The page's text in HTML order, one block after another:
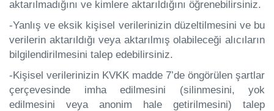
aktarılmadığını ve kimlere aktarıldığını öğrenebilirsiniz.
-Yanlış ve eksik kişisel verilerinizin düzeltilmesini ve bu
verilerin aktarıldığı veya aktarılmış olabileceği alıcıların
bilgilendirilmesini talep edebilirsiniz.
-Kişisel verilerinizin KVKK madde 7’de öngörülen şartlar
çerçevesinde imha edilmesini (silinmesini, yok
edilmesini veya anonim hale getirilmesini) talep